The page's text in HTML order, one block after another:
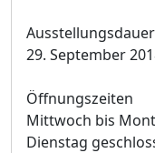
Ausstellungsdauer
29. September
Öffnungszeiten
Mittwoch bis
Dienstag